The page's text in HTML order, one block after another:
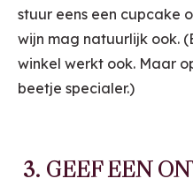
stuur eens een cupcake
wijn mag natuurlijk ook.
winkel werkt ook. Maar
beetje specialer.)
3. GEEF EEN